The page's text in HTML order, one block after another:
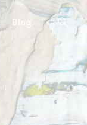
Blog